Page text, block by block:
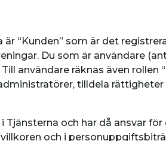
“Kunden” som är det
Du som är användare
användare räknas även
tilldela
och har då ansvar
och i